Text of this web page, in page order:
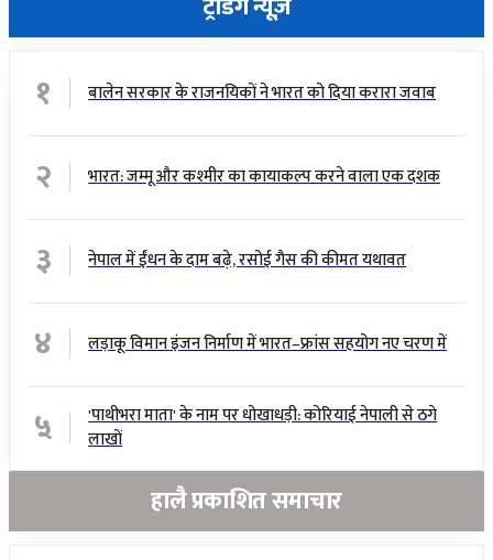
१ बालेन सरकार के राजनयिकों ने भारत को दिया करारा जवाब
२ भारत: जम्मू और कश्मीर का कायाकल्प करने वाला एक दशक
३ नेपाल में ईंधन के दाम बढ़े, रसोई गैस की कीमत यथावत
४ लड़ाकू विमान इंजन निर्माण में भारत–फ्रांस सहयोग नए चरण में
५
'पाथीभरा माता' के नाम पर धोखाधड़ी: कोरियाई नेपाली से ठगे
लाखों
हालै प्रकाशित समाचार